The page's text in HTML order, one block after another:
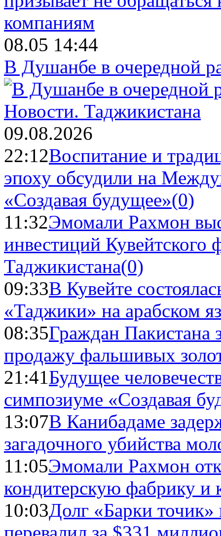
08.05 14:44
В Душанбе в очередной
Новости. Таджикистана
09.08.2026
22:12Воспитание и
эпоху обсудили на
«Создавая будущее»(0)
11:32Эмомали Рахмон
инвестиций Кувейтского
Таджикистана(0)
09:33В Кувейте
«Таджики» на арабском
08:35Граждан Пакистана
продажу фальшивых
21:41Будущее
симпозиуме «Создавая
13:07В Канибадаме
загадочного убийства
11:05Эмомали Рахмон
кондитерскую фабрику и
10:03Долг «Барки